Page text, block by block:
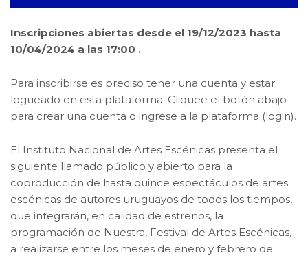
Inscripciones abiertas desde el 19/12/2023 hasta
10/04/2024 a las 17:00 .
Para inscribirse es preciso tener una cuenta y estar
logueado en esta plataforma. Cliquee el botón abajo
para crear una cuenta o ingrese a la plataforma (login).
El Instituto Nacional de Artes Escénicas presenta el
siguiente llamado público y abierto para la
coproducción de hasta quince espectáculos de artes
escénicas de autores uruguayos de todos los tiempos,
que integrarán, en calidad de estrenos, la
programación de Nuestra, Festival de Artes Escénicas,
a realizarse entre los meses de enero y febrero de